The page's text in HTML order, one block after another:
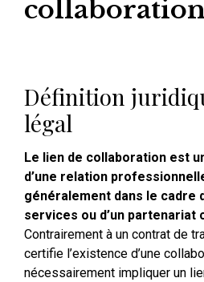
collaboration
Définition
légal
Le lien de collaboration est
d’une relation
généralement dans le cadre
services ou d’un partenariat
Contrairement à un contrat de
certifie l’existence d’une
nécessairement impliquer un